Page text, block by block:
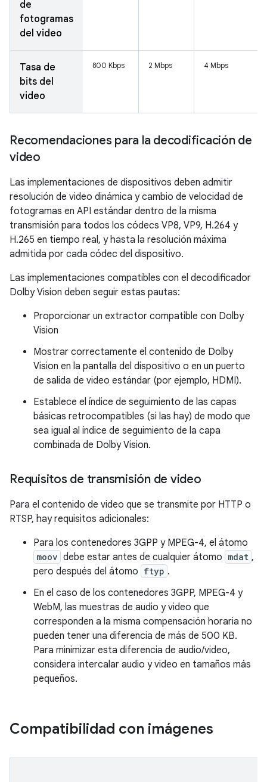
de
fotogramas
del video
Tasa de
bits del
video
800 Kbps 2 Mbps 4 Mbps
Recomendaciones para la decodificación de
video
Las implementaciones de dispositivos deben admitir
resolución de video dinámica y cambio de velocidad de
fotogramas en API estándar dentro de la misma
transmisión para todos los códecs VP8, VP9, H.264 y
H.265 en tiempo real, y hasta la resolución máxima
admitida por cada códec del dispositivo.
Las implementaciones compatibles con el decodificador
Dolby Vision deben seguir estas pautas:
Proporcionar un extractor compatible con Dolby
Vision
Mostrar correctamente el contenido de Dolby
Vision en la pantalla del dispositivo o en un puerto
de salida de video estándar (por ejemplo, HDMI).
Establece el índice de seguimiento de las capas
básicas retrocompatibles (si las hay) de modo que
sea igual al índice de seguimiento de la capa
combinada de Dolby Vision.
Requisitos de transmisión de video
Para el contenido de video que se transmite por HTTP o
RTSP, hay requisitos adicionales:
Para los contenedores 3GPP y MPEG-4, el átomo
moov debe estar antes de cualquier átomo mdat ,
pero después del átomo ftyp .
En el caso de los contenedores 3GPP, MPEG-4 y
WebM, las muestras de audio y video que
corresponden a la misma compensación horaria no
pueden tener una diferencia de más de 500 KB.
Para minimizar esta diferencia de audio/video,
considera intercalar audio y video en tamaños más
pequeños.
Compatibilidad con imágenes